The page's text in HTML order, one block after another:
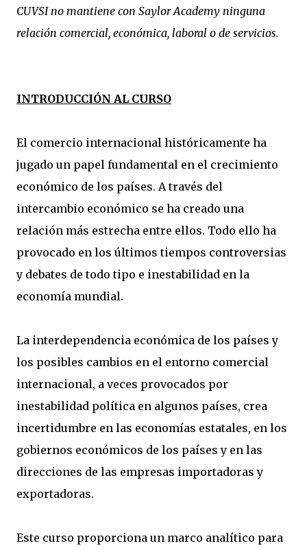
CUVSI no mantiene con Saylor Academy ninguna
relación comercial, económica, laboral o de servicios.
INTRODUCCIÓN AL CURSO
El comercio internacional históricamente ha
jugado un papel fundamental en el crecimiento
económico de los países. A través del
intercambio económico se ha creado una
relación más estrecha entre ellos. Todo ello ha
provocado en los últimos tiempos controversias
y debates de todo tipo e inestabilidad en la
economía mundial.
La interdependencia económica de los países y
los posibles cambios en el entorno comercial
internacional, a veces provocados por
inestabilidad política en algunos países, crea
incertidumbre en las economías estatales, en los
gobiernos económicos de los países y en las
direcciones de las empresas importadoras y
exportadoras.
Este curso proporciona un marco analítico para